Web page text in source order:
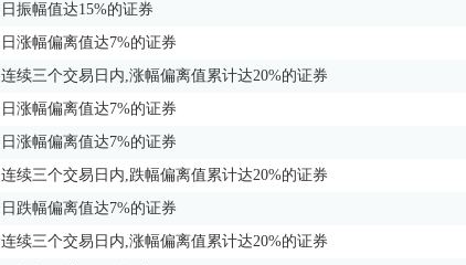
日振幅值达15%的证券
日涨幅偏离值达7%的证券
连续三个交易日内,涨幅偏离值累计达20%的证券
日涨幅偏离值达7%的证券
日涨幅偏离值达7%的证券
连续三个交易日内,跌幅偏离值累计达20%的证券
日跌幅偏离值达7%的证券
连续三个交易日内,涨幅偏离值累计达20%的证券